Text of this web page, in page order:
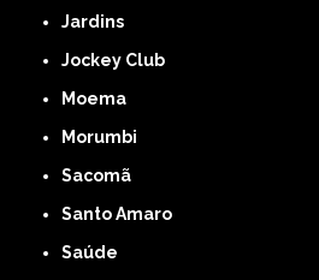
Jardins
Jockey Club
Moema
Morumbi
Sacomã
Santo Amaro
Saúde